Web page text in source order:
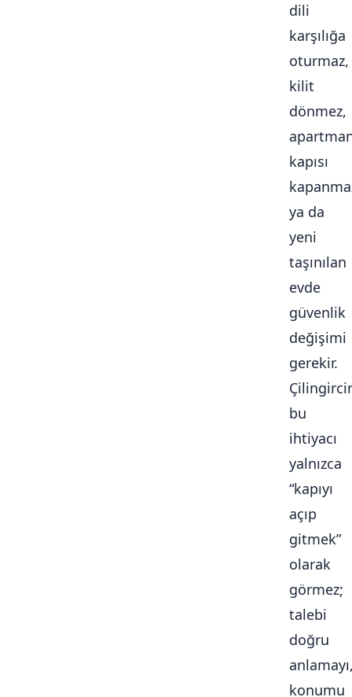
dili
karşılığa
oturmaz,
kilit
dönmez,
kapısı
ya da
yeni
taşınılan
evde
güvenlik
değişimi
gerekir.
bu
ihtiyacı
yalnızca
“kapıyı
açıp
gitmek”
olarak
görmez;
talebi
doğru
konumu